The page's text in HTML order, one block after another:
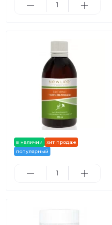
в наличии
хит продаж
популярный